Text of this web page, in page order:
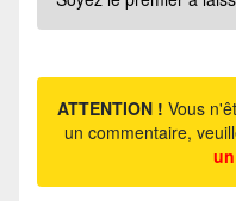
ATTENTION ! Vous
un commentaire,